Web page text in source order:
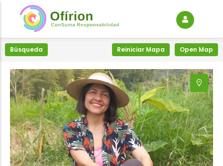
Búsqueda Reiniciar Mapa Open Map